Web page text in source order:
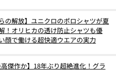
の解放】ユニクロのポロシャツが夏
！オリヒカの透け防止シャツも優
顔で働ける超快適ウエアの実力
高傑作か】18年ぶり超絶進化！グラ